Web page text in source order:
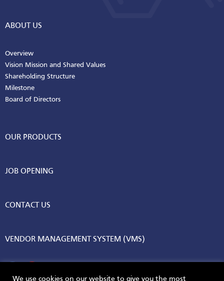
ABOUT US
Overview
Vision Mission and Shared Values
Shareholding Structure
Milestone
Board of Directors
OUR PRODUCTS
JOB OPENING
CONTACT US
VENDOR MANAGEMENT SYSTEM (VMS)
We use cookies on our website to give you the most